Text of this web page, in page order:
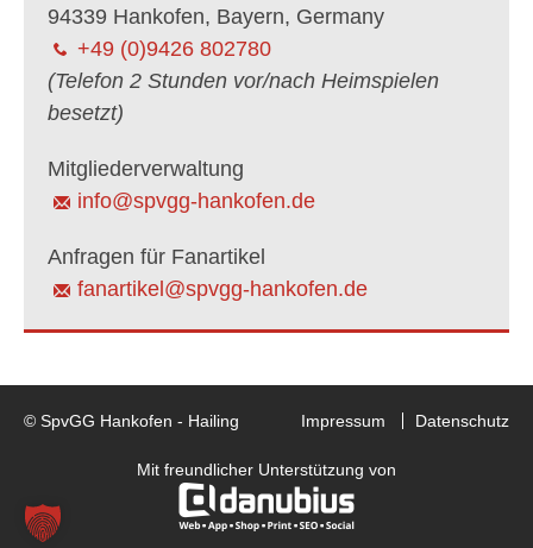
94339 Hankofen, Bayern, Germany
+49 (0)9426 802780
(Telefon 2 Stunden vor/nach Heimspielen
besetzt)
Mitgliederverwaltung
info@spvgg-hankofen.de
Anfragen für Fanartikel
fanartikel@spvgg-hankofen.de
© SpvGG Hankofen - Hailing Impressum Datenschutz
Mit freundlicher Unterstützung von